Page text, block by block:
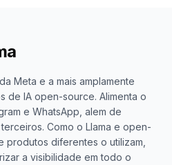
Meta e a mais amplamente
de IA open-source. Alimenta o
e WhatsApp, alem de
Como o Llama e open-
produtos diferentes o utilizam,
a visibilidade em todo o